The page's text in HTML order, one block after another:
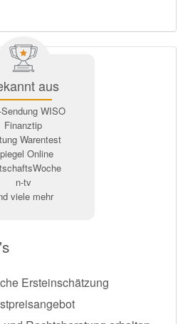
aus
WISO
Finanztip
Warentest
Online
n-tv
viele mehr
Ersteinschätzung